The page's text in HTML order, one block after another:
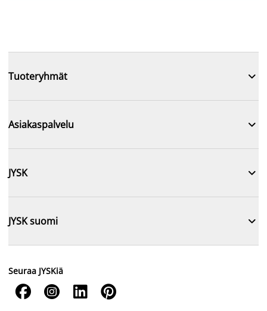
Tuoteryhmät 
Asiakaspalvelu 
JYSK 
JYSK suomi 
Seuraa JYSKiä
   